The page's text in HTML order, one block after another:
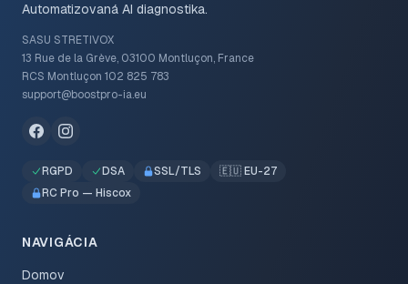
Automatizovaná AI diagnostika.
SASU STRETIVOX
13 Rue de la Grève, 03100 Montluçon, France
RCS Montluçon 102 825 783
support@boostpro-ia.eu
RGPD DSA SSL/TLS
🇪🇺 EU-27
RC Pro — Hiscox
NAVIGÁCIA
Domov